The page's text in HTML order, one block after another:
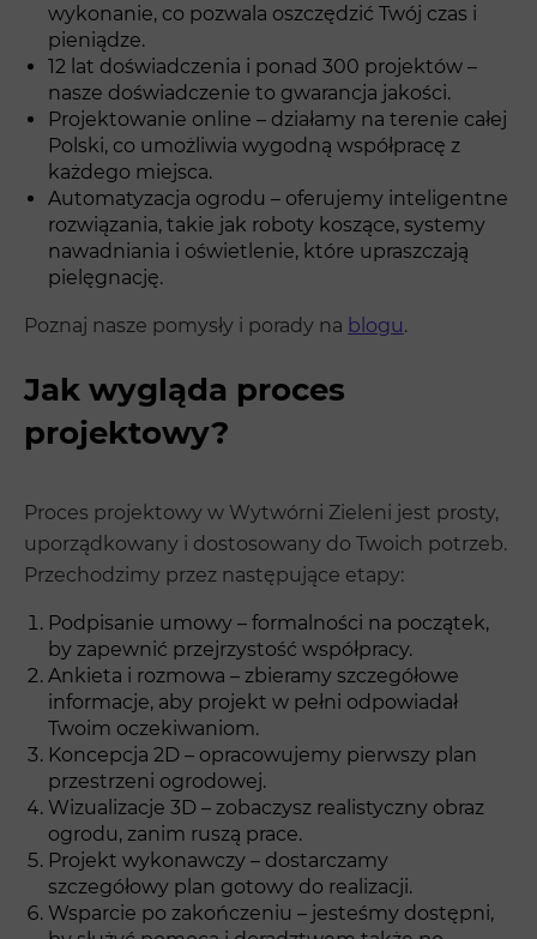
wykonanie, co pozwala oszczędzić Twój czas i
pieniądze.
12 lat doświadczenia i ponad 300 projektów –
nasze doświadczenie to gwarancja jakości.
Projektowanie online – działamy na terenie całej
Polski, co umożliwia wygodną współpracę z
każdego miejsca.
Automatyzacja ogrodu – oferujemy inteligentne
rozwiązania, takie jak roboty koszące, systemy
nawadniania i oświetlenie, które upraszczają
pielęgnację.
Poznaj nasze pomysły i porady na blogu.
Jak wygląda proces
projektowy?
Proces projektowy w Wytwórni Zieleni jest prosty,
uporządkowany i dostosowany do Twoich potrzeb.
Przechodzimy przez następujące etapy:
Podpisanie umowy – formalności na początek,
by zapewnić przejrzystość współpracy.
Ankieta i rozmowa – zbieramy szczegółowe
informacje, aby projekt w pełni odpowiadał
Twoim oczekiwaniom.
Koncepcja 2D – opracowujemy pierwszy plan
przestrzeni ogrodowej.
Wizualizacje 3D – zobaczysz realistyczny obraz
ogrodu, zanim ruszą prace.
Projekt wykonawczy – dostarczamy
szczegółowy plan gotowy do realizacji.
Wsparcie po zakończeniu – jesteśmy dostępni,